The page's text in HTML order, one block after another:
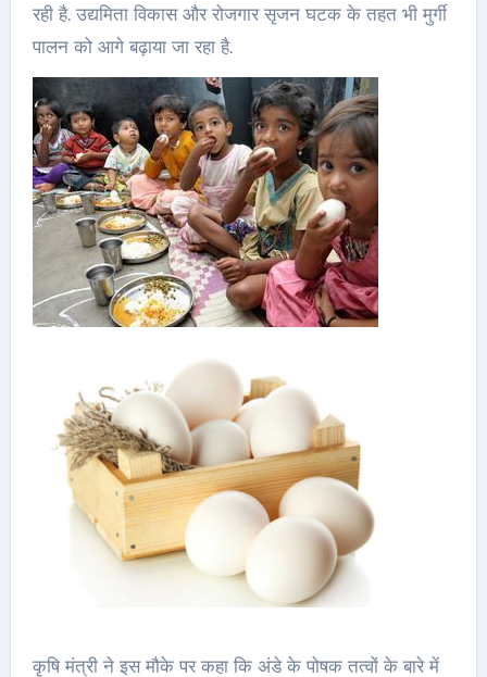
रही है. उद्यमिता विकास और रोजगार सृजन घटक के तहत भी मुर्गी
पालन को आगे बढ़ाया जा रहा है.
कृषि मंत्री ने इस मौके पर कहा कि अंडे के पोषक तत्वों के बारे में